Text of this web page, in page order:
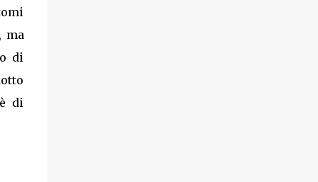
ma
di
di